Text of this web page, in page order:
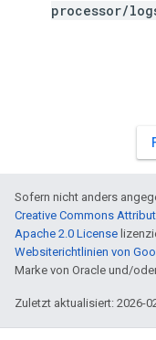
processor/
Sofern nicht anders
Creative Commons
Apache 2.0 License
Websiterichtlinien von
Marke von Oracle und/
Zuletzt aktualisiert: 2026-